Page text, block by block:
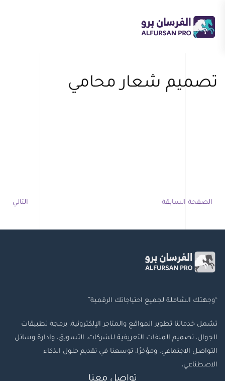
Skip to main content
تصميم شعار محامي
الصفحة السابقة التالي
“وجهتك الشاملة لجميع احتياجاتك الرقمية”
تشمل خدماتنا تطوير المواقع والمتاجر الإلكترونية، برمجة تطبيقات
الجوال، تصميم الملفات التعريفية للشركات، التسويق، وإدارة وسائل
التواصل الاجتماعي. ومؤخرًا، توسعنا في تقديم حلول الذكاء
الاصطناعي،
تواصل معنا